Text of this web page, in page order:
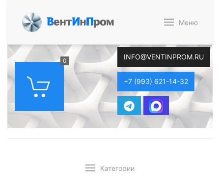
ВентИнПром Меню
0 INFO@VENTINPROM.RU
+7 (993) 621-14-32
Категории